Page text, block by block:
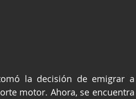
motor. Ahora, se encuentra